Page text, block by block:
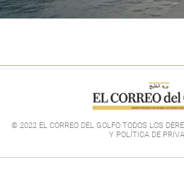
© 2022 EL CORREO DEL GOLFO TODOS LOS
Y POLÍTICA DE